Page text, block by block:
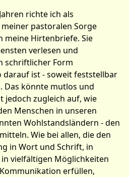
richte ich als
pastoralen Sorge
meine Hirtenbriefe. Sie
verlesen und
schriftlicher Form
darauf ist - soweit feststellbar
Das könnte mutlos und
jedoch zugleich auf, wie
Menschen in unseren
Wohlstandsländern - den
Wie bei allen, die den
in Wort und Schrift, in
vielfältigen Möglichkeiten
erfüllen,